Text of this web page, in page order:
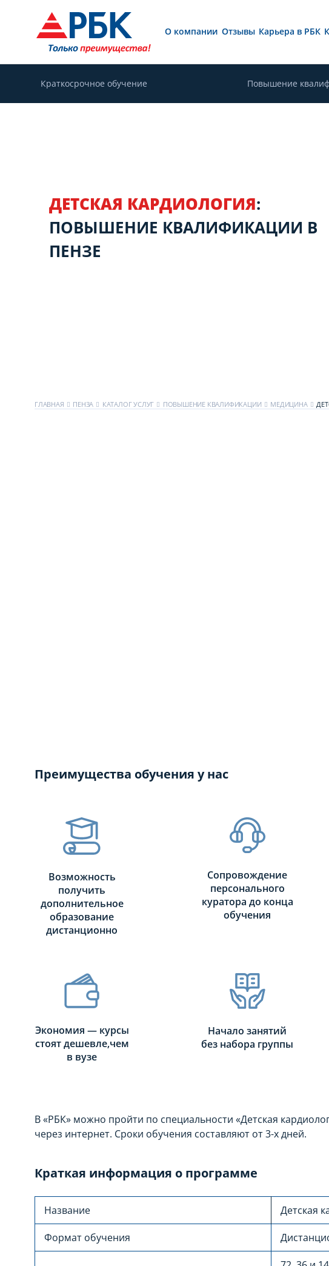
ДЕТСКАЯ КАРДИОЛОГИЯ:
ПОВЫШЕНИЕ КВАЛИФИКАЦИИ В
ПЕНЗЕ
ГЛАВНАЯ ПЕНЗА КАТАЛОГ УСЛУГ ПОВЫШЕНИЕ КВАЛИФИКАЦИИ МЕДИЦИНА
Преимущества обучения у нас
Возможность
получить
дополнительное
образование
дистанционно
Сопровождение
персонального
куратора до конца
обучения
Экономия — курсы
стоят дешевле,чем
в вузе
Начало занятий
без набора группы
В «РБК» можно пройти по специальности «Детская
через интернет. Сроки обучения составляют от 3-х дней.
Краткая информация о программе
Название Детская
Формат обучения
О компании Отзывы Карьера в РБК
Краткосрочное обучение Повышение